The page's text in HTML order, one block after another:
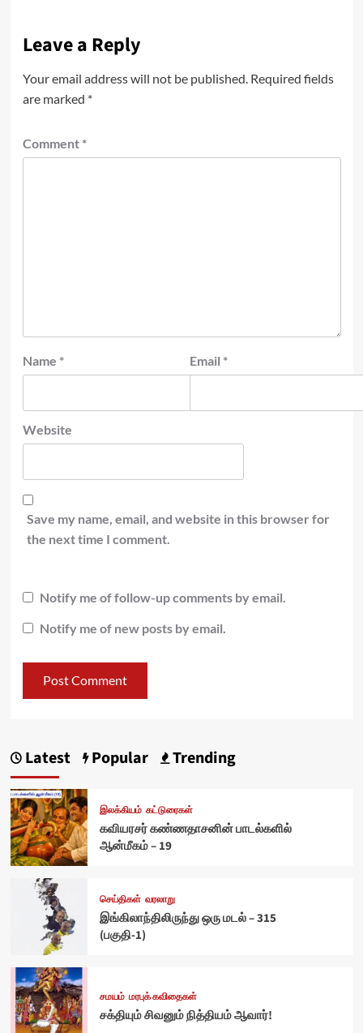
Leave a Reply
Your email address will not be published. Required fields
are marked *
Comment *
Name * Email *
Website
Save my name, email, and website in this browser for
the next time I comment.
Notify me of follow-up comments by email.
Notify me of new posts by email.
Latest Popular Trending
இலக்கியம் கட்டுரைகள்
கவியரசர் கண்ணதாசனின் பாடல்களில்
ஆன்மீகம் – 19
செய்திகள் வரலாறு
இங்கிலாந்திலிருந்து ஒரு மடல் – 315
(பகுதி-1)
சமயம் மரபுக் கவிதைகள்
சக்தியும் சிவனும் நித்தியம் ஆவார்!